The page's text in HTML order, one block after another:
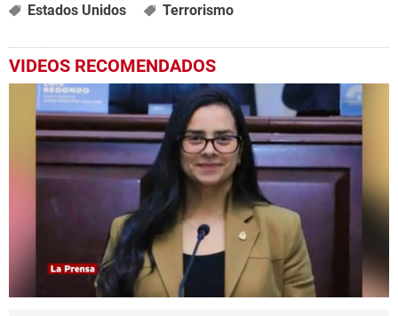
Estados Unidos Terrorismo
VIDEOS RECOMENDADOS